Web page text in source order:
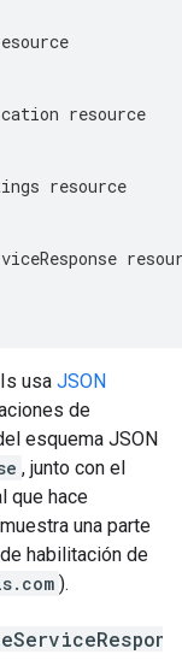
resource
resource
usa JSON
de
esquema JSON
, junto con el
que hace
una parte
habilitación de
).